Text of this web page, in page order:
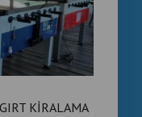
KİRALAMA